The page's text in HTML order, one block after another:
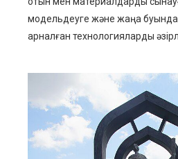
модельдеуге және жаңа
арналған технологияларды